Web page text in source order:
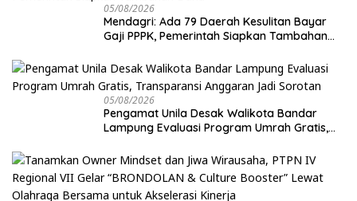
05/08/2026
Mendagri: Ada 79 Daerah Kesulitan Bayar
Gaji PPPK, Pemerintah Siapkan Tambahan
05/08/2026
Pengamat Unila Desak Walikota Bandar
Lampung Evaluasi Program Umrah Gratis,